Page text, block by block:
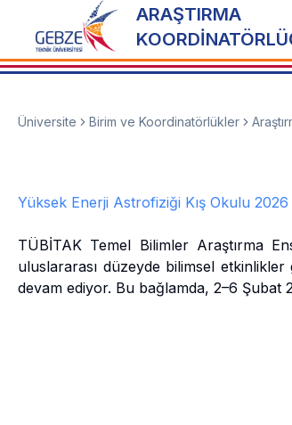
ARAŞTIRMA
Üniversite Birim ve Koordinatörlükler
Yüksek Enerji Astrofiziği Kış Okulu 2026
TÜBİTAK Temel Bilimler Araştırma
uluslararası düzeyde bilimsel
devam ediyor. Bu bağlamda, 2–6 Şubat